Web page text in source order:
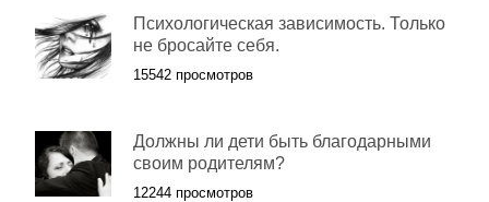
Психологическая зависимость. Только
не бросайте себя.
15542 просмотров
Должны ли дети быть благодарными
своим родителям?
12244 просмотров